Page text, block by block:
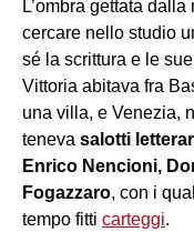
L’ombra gettata
cercare nello studio
sé la scrittura e le
Vittoria abitava fra
una villa, e Venezia,
teneva salotti
Enrico Nencioni,
Fogazzaro, con i
tempo fitti carteggi.